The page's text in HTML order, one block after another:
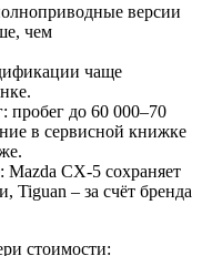
версии
чем
чаще
пробег до 60 000–70
в сервисной книжке
CX-5 сохраняет
Tiguan – за счёт бренда
стоимости: